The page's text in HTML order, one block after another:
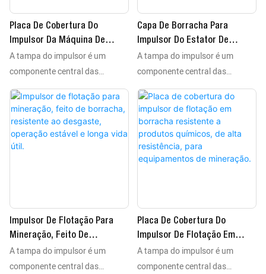
Placa De Cobertura Do
Impulsor Da Máquina De
Flotação, Feita De Borracha
Resistente À Abrasão, Para
Mineração.
A tampa do impulsor é um
componente central das
máquinas de flotação, utilizadas
principalmente no
processamento de minerais
metálicos e não metálicos. Ela
apresenta resistência ao
produção, as tampas de
impulsor de poliuretano são
altamente valorizadas na
indústria de flotação. Após
Capa De Borracha Para
Impulsor Do Estator De
Flutuação, Alta Resistência A
Impactos, Desempenho
A tampa do impulsor é um
componente central das
máquinas de flotação, utilizadas
principalmente no
processamento de minerais
metálicos e não metálicos. Ela
apresenta resistência ao
desgaste, resistência a rasgos e
produção, as tampas de
impulsor de poliuretano são
altamente valorizadas na
indústria de flotação. Após
Impulsor De Flotação Para
Mineração, Feito De
Borracha, Resistente Ao
Desgaste, Operação Estável E
A tampa do impulsor é um
componente central das
Placa De Cobertura Do
Impulsor De Flotação Em
Borracha Resistente A
Produtos Químicos, De Alta
A tampa do impulsor é um
componente central das